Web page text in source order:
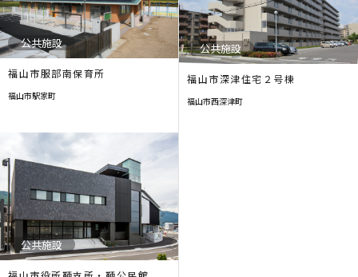
公共施設
福山市服部南保育所
福山市駅家町
公共施設
福山市深津住宅２号棟
福山市西深津町
公共施設